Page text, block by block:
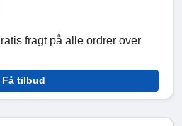
fragt på alle ordrer over
Få tilbud